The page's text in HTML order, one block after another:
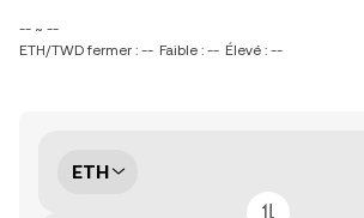
-- ~ --
ETH/TWD fermer : -- Faible : -- Élevé : --
ETH